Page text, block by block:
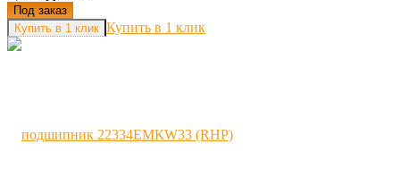
Под заказ
Купить в 1 клик